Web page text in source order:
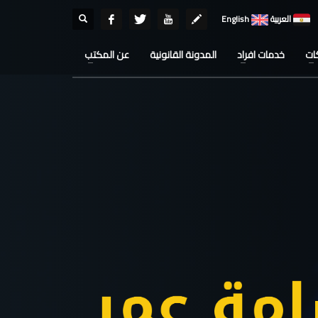
العربية English
خدمات افراد المدونة القانونية عن المكتب